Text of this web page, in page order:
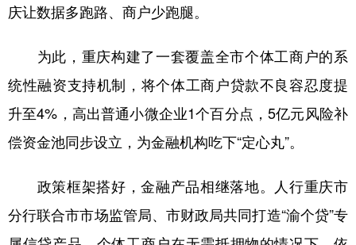
庆让数据多跑路、商户少跑腿。
为此，重庆构建了一套覆盖全市个体工商户的系
统性融资支持机制，将个体工商户贷款不良容忍度提
升至4%，高出普通小微企业1个百分点，5亿元风险补
偿资金池同步设立，为金融机构吃下“定心丸”。
政策框架搭好，金融产品相继落地。人行重庆市
分行联合市市场监管局、市财政局共同打造“渝个贷”专